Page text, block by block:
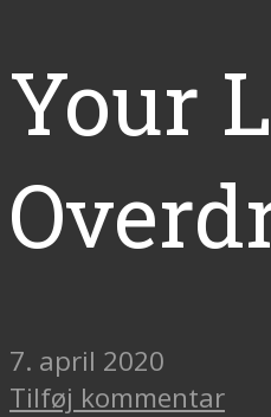
Your
7. april 2020
Tilføj kommentar